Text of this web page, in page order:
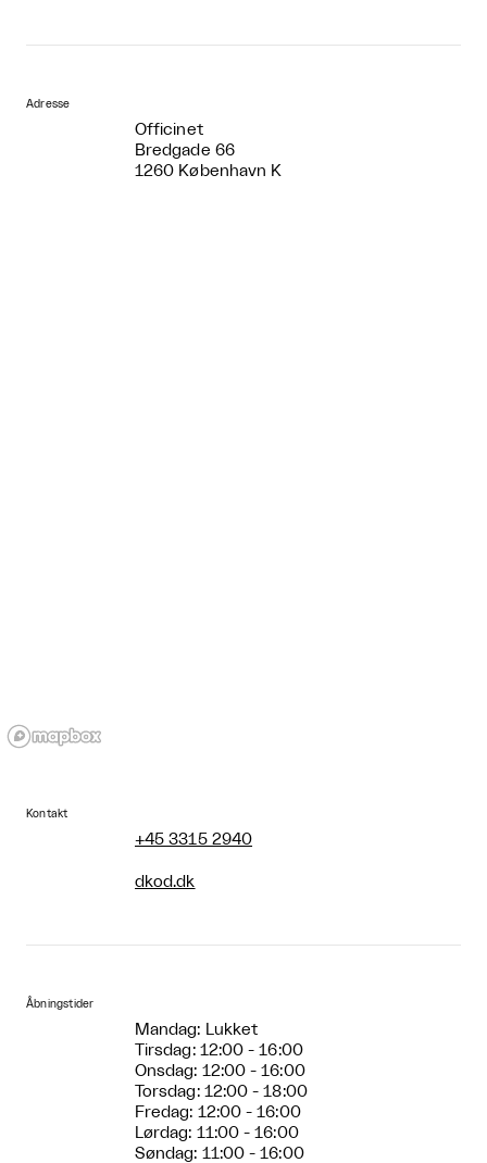
Adresse
Officinet
Bredgade 66
1260 København K
Kontakt
+45 3315 2940
dkod.dk
Åbningstider
Mandag: Lukket
Tirsdag: 12:00 - 16:00
Onsdag: 12:00 - 16:00
Torsdag: 12:00 - 18:00
Fredag: 12:00 - 16:00
Lørdag: 11:00 - 16:00
Søndag: 11:00 - 16:00